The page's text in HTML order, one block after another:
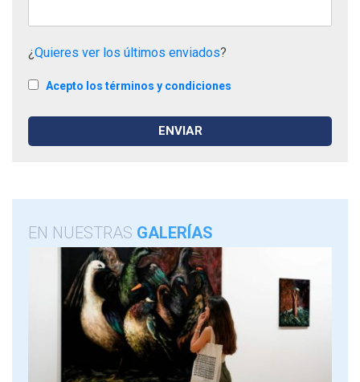
¿Quieres ver los últimos enviados?
Acepto los términos y condiciones
EN NUESTRAS GALERÍAS